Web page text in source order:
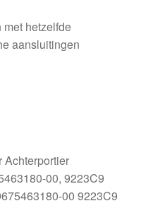
hetzelfde
aansluitingen
Achterportier
00, 9223C9
00 9223C9